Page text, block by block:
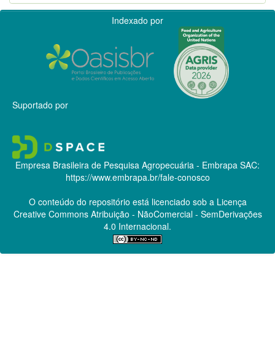
Indexado por
Suportado por
Empresa Brasileira de Pesquisa Agropecuária - Embrapa SAC:
https://www.embrapa.br/fale-conosco
O conteúdo do repositório está licenciado sob a Licença
Creative CommonsAtribuição - NãoComercial - SemDerivações
4.0 Internacional.